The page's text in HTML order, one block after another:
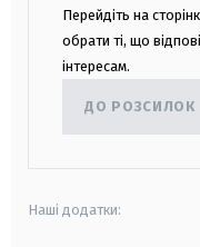
Перейдіть на
обрати ті, що
інтересам.
ДО РОЗСИЛОК
Наші додатки: